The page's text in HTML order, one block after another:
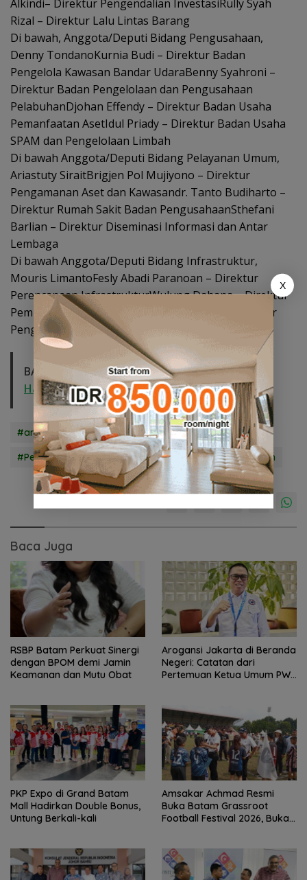
Alkindi– Direktur Pengendalian InvestasiRully Syah
Rizal – Direktur Lalu Lintas Barang
Di bawah, Anggota/Deputi Bidang Pengusahaan,
Denny TondanoKurnia Budi – Direktur Badan
Pengelola Kawasan Bandar UdaraBenny Syahroni –
Direktur Badan Pengelolaan dan Pengusahaan
PelabuhanDjohan Effendy – Direktur Badan Usaha
Pemanfaatan AsetIdul Priady – Direktur Badan Usaha
SPAM dan Pengelolaan Limbah
Di bawah Anggota/Deputi Bidang Pelayanan Umum,
Ariastuty SiraitBrigjen Pol Mujiyono – Direktur
Pengamanan Aset dan Kawasandr. Tanto Budiharto –
Direktur Rumah Sakit Badan PengusahaanSthefani
Barlian – Direktur Diseminasi Informasi dan Antar
Lembaga
Di bawah Anggota/Deputi Bidang Infrastruktur,
Mouris LimantoFesly Abadi Paranoan – Direktur
Perencanaan InfrastrukturWulung Dahana – Direktur
Pembangunan InfrastrukturBoy Zasmita – Direktur
Pengawasan Infrastruktur (***/red)
BACA JUGA: PKP Expo di Grand Batam Mall
Hadirkan Double Bonus, Untung Berkali-kali
#amsakar #BPBatam
#LiClaudia
#PelantikanPegawaiBPBatam
#wakilkepalabpbatam
Baca Juga
RSBP Batam Perkuat Sinergi
dengan BPOM demi Jamin
Keamanan dan Mutu Obat
Arogansi Jakarta di Beranda
Negeri: Catatan dari
Pertemuan Ketua Umum PWI
PKP Expo di Grand Batam
Mall Hadirkan Double Bonus,
Untung Berkali-kali
Amsakar Achmad Resmi
Buka Batam Grassroot
Football Festival 2026, Buka
X